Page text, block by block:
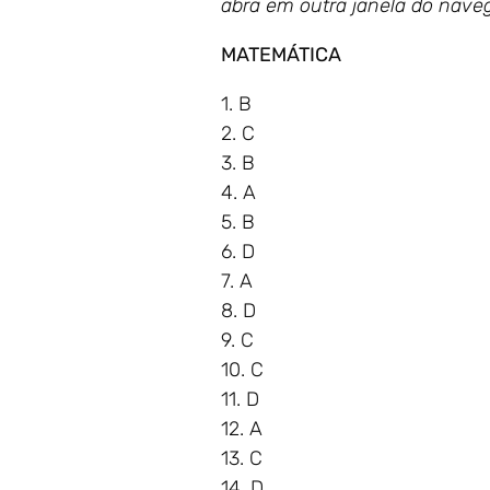
abra em outra janela do
MATEMÁTICA
1. B
2. C
3. B
4. A
5. B
6. D
7. A
8. D
9. C
10. C
11. D
12. A
13. C